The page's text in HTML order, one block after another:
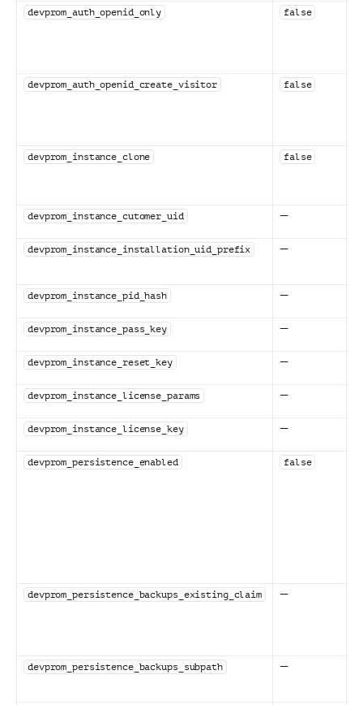
devprom_auth_openid_only false
devprom_auth_openid_create_visitor false
devprom_instance_clone false
devprom_instance_cutomer_uid —
devprom_instance_installation_uid_prefix —
devprom_instance_pid_hash —
devprom_instance_pass_key —
devprom_instance_reset_key —
devprom_instance_license_params —
devprom_instance_license_key —
devprom_persistence_enabled false
devprom_persistence_backups_existing_claim —
devprom_persistence_backups_subpath —